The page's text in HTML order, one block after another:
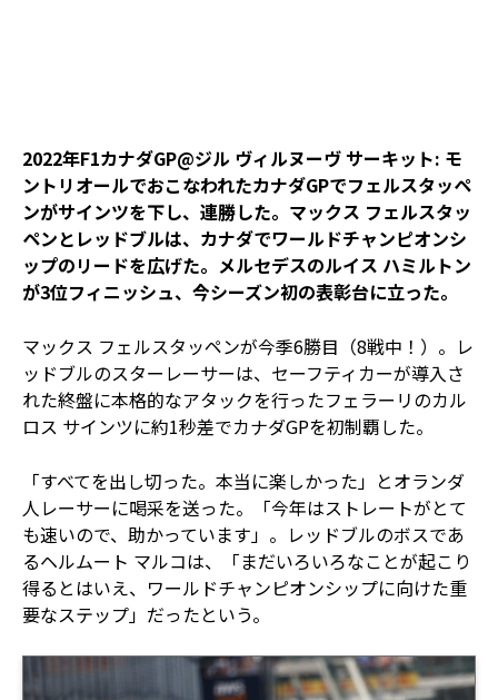
2022年F1カナダGP@ジル ヴィルヌーヴ サーキット: モ
ントリオールでおこなわれたカナダGPでフェルスタッペ
ンがサインツを下し、連勝した。マックス フェルスタッ
ペンとレッドブルは、カナダでワールドチャンピオンシ
ップのリードを広げた。メルセデスのルイス ハミルトン
が3位フィニッシュ、今シーズン初の表彰台に立った。
マックス フェルスタッペンが今季6勝目（8戦中！）。レ
ッドブルのスターレーサーは、セーフティカーが導入さ
れた終盤に本格的なアタックを行ったフェラーリのカル
ロス サインツに約1秒差でカナダGPを初制覇した。
「すべてを出し切った。本当に楽しかった」とオランダ
人レーサーに喝采を送った。「今年はストレートがとて
も速いので、助かっています」。レッドブルのボスであ
るヘルムート マルコは、「まだいろいろなことが起こり
得るとはいえ、ワールドチャンピオンシップに向けた重
要なステップ」だったという。